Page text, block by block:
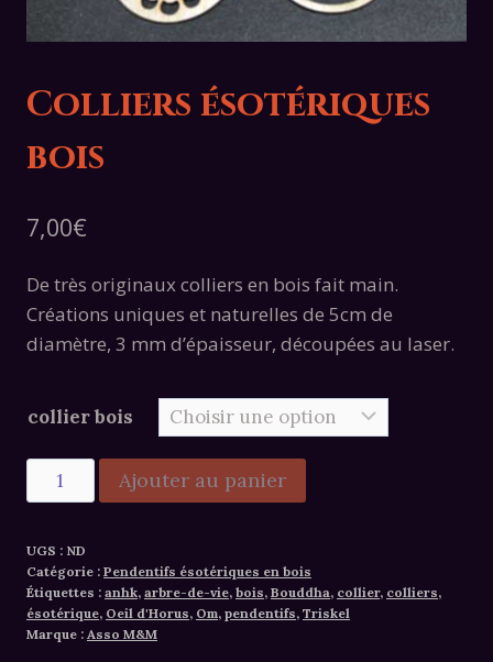
Colliers ésotériques
bois
7,00€
De très originaux colliers en bois fait main.
Créations uniques et naturelles de 5cm de
diamètre, 3 mm d’épaisseur, découpées au laser.
collier bois
quantité
de
ésotériques
bois
Ajouter au panier
UGS : ND
Catégorie : Pendentifs ésotériques en bois
Étiquettes : anhk, arbre-de-vie, bois, Bouddha, collier, colliers,
ésotérique, Oeil d'Horus, Om, pendentifs, Triskel
Marque : Asso M&M